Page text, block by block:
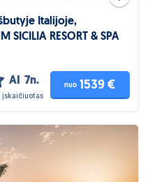
Italijoje,
SICILIA RESORT & SPA
AI 7n.
įskaičiuotas
nuo 1539 €